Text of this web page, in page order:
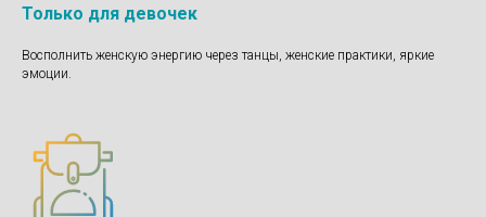
Только для девочек
Восполнить женскую энергию через танцы, женские практики, яркие
эмоции.